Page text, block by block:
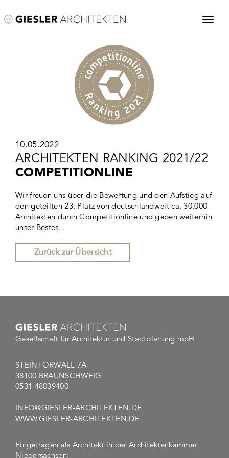
10.05.2022
ARCHITEKTEN RANKING 2021/22
COMPETITIONLINE
Wir freuen uns über die Bewertung und den Aufstieg auf
den geteilten 23. Platz von deutschlandweit ca. 30.000
Architekten durch Competitionline und geben weiterhin
unser Bestes.
Zurück zur Übersicht
Gesellschaft für Architektur und Stadtplanung mbH
STEINTORWALL 7A
38100 BRAUNSCHWEIG
0531 48039400
INFO@GIESLER-ARCHITEKTEN.DE
WWW.GIESLER-ARCHITEKTEN.DE
Eingetragen als Architekt in der Architektenkammer
Niedersachsen: